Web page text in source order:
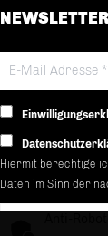
Hiermit berechtige
Daten im Sinn der